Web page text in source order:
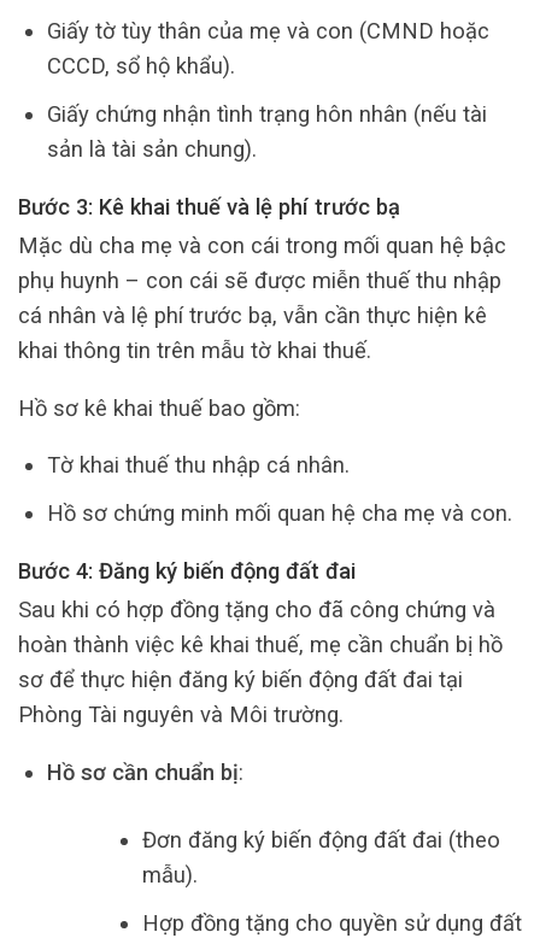
Giấy tờ tùy thân của mẹ và con (CMND hoặc
CCCD, sổ hộ khẩu).
Giấy chứng nhận tình trạng hôn nhân (nếu tài
sản là tài sản chung).
Bước 3: Kê khai thuế và lệ phí trước bạ
Mặc dù cha mẹ và con cái trong mối quan hệ bậc
phụ huynh – con cái sẽ được miễn thuế thu nhập
cá nhân và lệ phí trước bạ, vẫn cần thực hiện kê
khai thông tin trên mẫu tờ khai thuế.
Hồ sơ kê khai thuế bao gồm:
Tờ khai thuế thu nhập cá nhân.
Hồ sơ chứng minh mối quan hệ cha mẹ và con.
Bước 4: Đăng ký biến động đất đai
Sau khi có hợp đồng tặng cho đã công chứng và
hoàn thành việc kê khai thuế, mẹ cần chuẩn bị hồ
sơ để thực hiện đăng ký biến động đất đai tại
Phòng Tài nguyên và Môi trường.
Hồ sơ cần chuẩn bị:
Đơn đăng ký biến động đất đai (theo
mẫu).
Hợp đồng tặng cho quyền sử dụng đất